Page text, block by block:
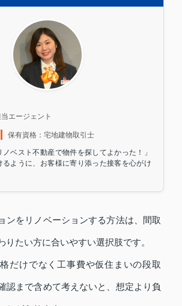
エージェント
保有資格：宅地建物取引士
ベスト不動産で物件を探してよかった！」
るように、お客様に寄り添った接客を心がけ
ンをリノベーションする方法は、間取
りたい方に合いやすい選択肢です。
だけでなく工事費や仮住まいの段取
認まで含めて考えないと、想定より負